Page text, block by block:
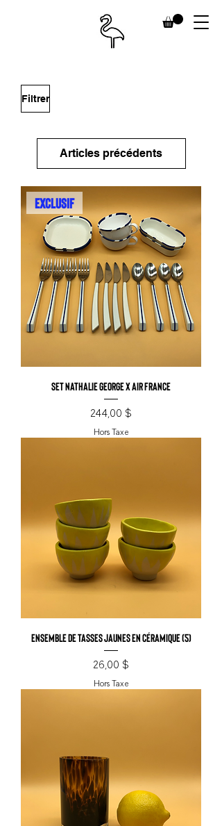
Filtrer
Articles précédents
EXCLUSIF
Set Nathalie George x Air France
Prix
244,00 $
Hors Taxe
Ensemble de tasses jaunes en céramique (5)
Prix
26,00 $
Hors Taxe